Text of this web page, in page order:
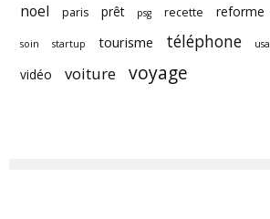
noel paris prêt psg recette reforme
soin startup tourisme téléphone usa
vidéo
voiture voyage